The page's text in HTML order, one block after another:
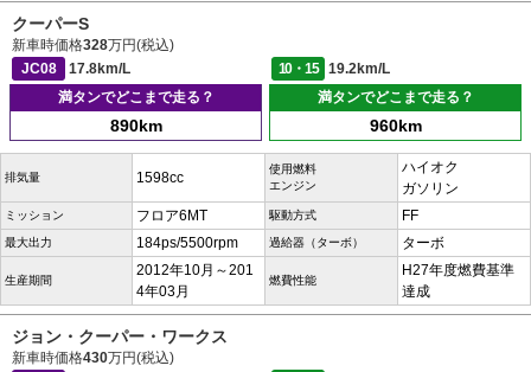
クーパーS
新車時価格328万円(税込)
JC08
17.8km/L 10・15
19.2km/L
満タンでどこまで走る？
890km
満タンでどこまで走る？
960km
排気量 1598cc
使用燃料
エンジン
ハイオク
ガソリン
ミッション フロア6MT 駆動方式 FF
最大出力 184ps/5500rpm 過給器（ターボ） ターボ
生産期間
2012年10月～201
4年03月
燃費性能
H27年度燃費基準
達成
ジョン・クーパー・ワークス
新車時価格430万円(税込)